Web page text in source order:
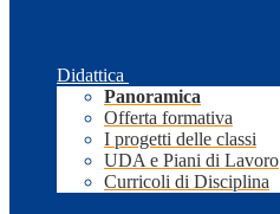
Didattica
Panoramica
Offerta formativa
I progetti delle classi
UDA e Piani di Lavoro
Curricoli di Disciplina